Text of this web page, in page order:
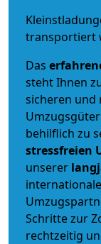
transportiert
Das
steht Ihnen
sicheren und
behilflich zu
stressfreien
unserer
Schritte zur
rechtzeitig